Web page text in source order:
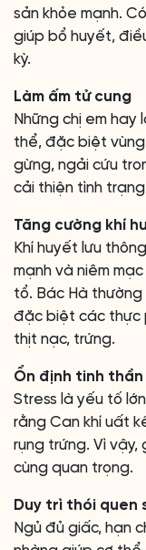
sản khỏe mạnh.
giúp bổ huyết,
kỳ.
Làm ấm tử cung
Những chị em hay
thể, đặc biệt
gừng, ngải cứu
cải thiện tình
Tăng cường khí
Khí huyết lưu
mạnh và niêm
tổ. Bác Hà
đặc biệt các thực
thịt nạc, trứng.
Ổn định tinh thần
Stress là yếu tố
rằng Can khí uất
rụng trứng. Vì
cùng quan trọng.
Duy trì thói quen
Ngủ đủ giấc, hạn